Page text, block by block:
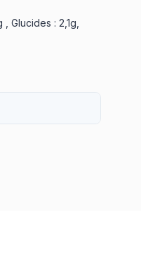
Glucides : 2,1g,